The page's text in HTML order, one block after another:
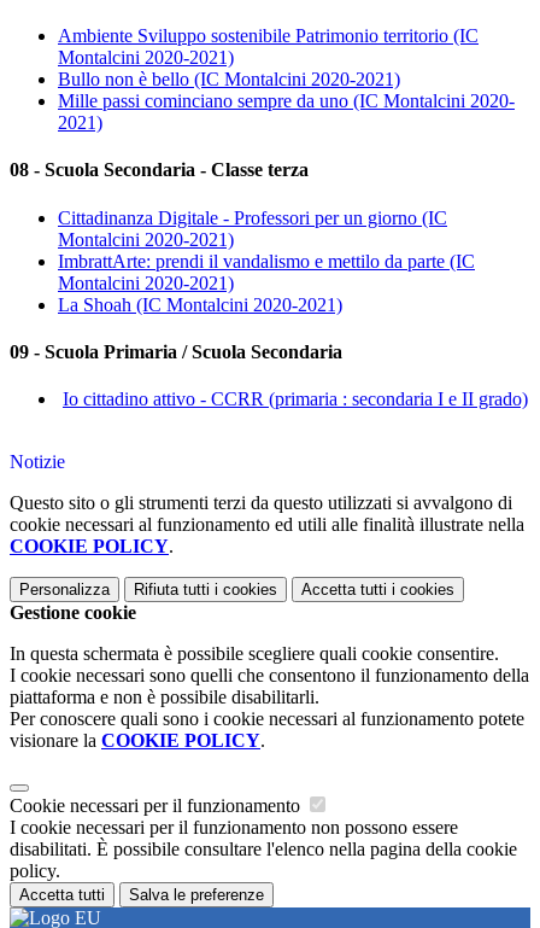
Ambiente Sviluppo sostenibile Patrimonio territorio (IC
Montalcini 2020-2021)
Bullo non è bello (IC Montalcini 2020-2021)
Mille passi cominciano sempre da uno (IC Montalcini 2020-
2021)
08 - Scuola Secondaria - Classe terza
Cittadinanza Digitale - Professori per un giorno (IC
Montalcini 2020-2021)
ImbrattArte: prendi il vandalismo e mettilo da parte (IC
Montalcini 2020-2021)
La Shoah (IC Montalcini 2020-2021)
09 - Scuola Primaria / Scuola Secondaria
Io cittadino attivo - CCRR (primaria : secondaria I e II grado)
Notizie
Questo sito o gli strumenti terzi da questo utilizzati si avvalgono di
cookie necessari al funzionamento ed utili alle finalità illustrate nella
COOKIE POLICY.
Personalizza Rifiuta tutti i cookies Accetta tutti i cookies
Gestione cookie
In questa schermata è possibile scegliere quali cookie consentire.
I cookie necessari sono quelli che consentono il funzionamento della
piattaforma e non è possibile disabilitarli.
Per conoscere quali sono i cookie necessari al funzionamento potete
visionare la COOKIE POLICY.
Cookie necessari per il funzionamento
I cookie necessari per il funzionamento non possono essere
disabilitati. È possibile consultare l'elenco nella pagina della cookie
policy.
Accetta tutti Salva le preferenze